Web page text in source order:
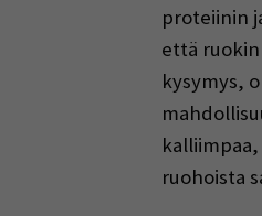
proteiinin
että
kysymys,
ruohoista